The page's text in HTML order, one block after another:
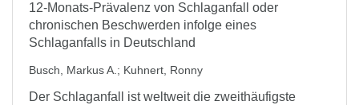
12-Monats-Prävalenz von Schlaganfall oder
chronischen Beschwerden infolge eines
Schlaganfalls in Deutschland
Busch, Markus A. ; Kuhnert, Ronny
Der Schlaganfall ist weltweit die zweithäufigste